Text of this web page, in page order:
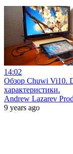
14:02
Обзор Chuwi Vi10.
характеристики.
Andrew Lazarev
9 years ago